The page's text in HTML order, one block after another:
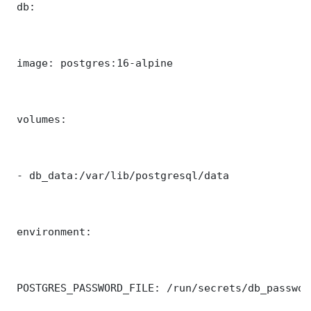
db:
image: postgres:16-alpine
volumes:
- db_data:/var/lib/postgresql/data
environment:
POSTGRES_PASSWORD_FILE: /run/secrets/